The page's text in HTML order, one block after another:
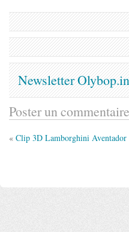
Newsletter
Poster un commentaire
« Clip 3D Lamborghini